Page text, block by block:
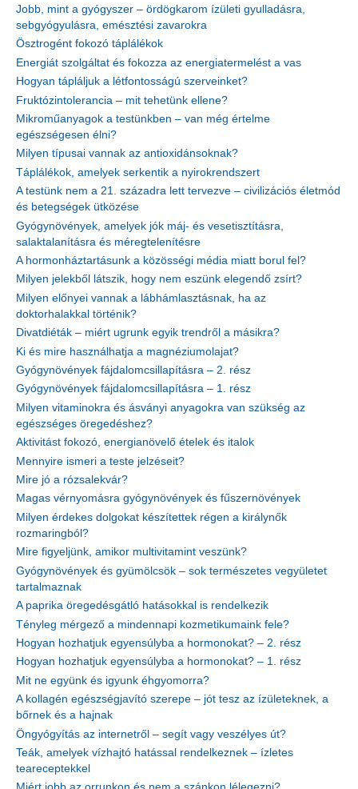
Jobb, mint a gyógyszer – ördögkarom ízületi gyulladásra,
sebgyógyulásra, emésztési zavarokra
Ösztrogént fokozó táplálékok
Energiát szolgáltat és fokozza az energiatermelést a vas
Hogyan tápláljuk a létfontosságú szerveinket?
Fruktózintolerancia – mit tehetünk ellene?
Mikroműanyagok a testünkben – van még értelme
egészségesen élni?
Milyen típusai vannak az antioxidánsoknak?
Táplálékok, amelyek serkentik a nyirokrendszert
A testünk nem a 21. századra lett tervezve – civilizációs életmód
és betegségek ütközése
Gyógynövények, amelyek jók máj- és vesetisztításra,
salaktalanításra és méregtelenítésre
A hormonháztartásunk a közösségi média miatt borul fel?
Milyen jelekből látszik, hogy nem eszünk elegendő zsírt?
Milyen előnyei vannak a lábhámlasztásnak, ha az
doktorhalakkal történik?
Divatdiéták – miért ugrunk egyik trendről a másikra?
Ki és mire használhatja a magnéziumolajat?
Gyógynövények fájdalomcsillapításra – 2. rész
Gyógynövények fájdalomcsillapításra – 1. rész
Milyen vitaminokra és ásványi anyagokra van szükség az
egészséges öregedéshez?
Aktivitást fokozó, energianövelő ételek és italok
Mennyire ismeri a teste jelzéseit?
Mire jó a rózsalekvár?
Magas vérnyomásra gyógynövények és fűszernövények
Milyen érdekes dolgokat készítettek régen a királynők
rozmaringból?
Mire figyeljünk, amikor multivitamint veszünk?
Gyógynövények és gyümölcsök – sok természetes vegyületet
tartalmaznak
A paprika öregedésgátló hatásokkal is rendelkezik
Tényleg mérgező a mindennapi kozmetikumaink fele?
Hogyan hozhatjuk egyensúlyba a hormonokat? – 2. rész
Hogyan hozhatjuk egyensúlyba a hormonokat? – 1. rész
Mit ne együnk és igyunk éhgyomorra?
A kollagén egészségjavító szerepe – jót tesz az ízületeknek, a
bőrnek és a hajnak
Öngyógyítás az internetről – segít vagy veszélyes út?
Teák, amelyek vízhajtó hatással rendelkeznek – ízletes
teareceptekkel